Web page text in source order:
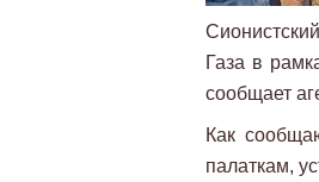
Газа в
сообщает
Как
палаткам,